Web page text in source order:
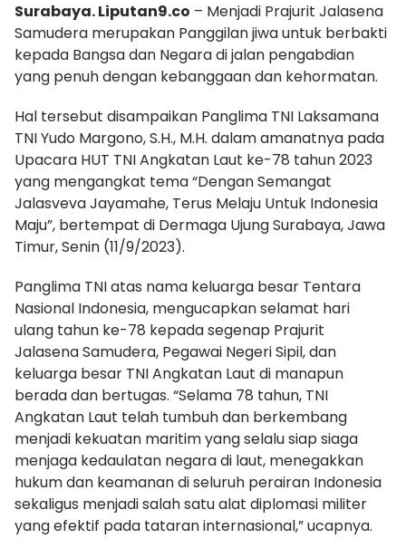
Surabaya. Liputan9.co – Menjadi Prajurit Jalasena
Samudera merupakan Panggilan jiwa untuk berbakti
kepada Bangsa dan Negara di jalan pengabdian
yang penuh dengan kebanggaan dan kehormatan.
Hal tersebut disampaikan Panglima TNI Laksamana
TNI Yudo Margono, S.H., M.H. dalam amanatnya pada
Upacara HUT TNI Angkatan Laut ke-78 tahun 2023
yang mengangkat tema “Dengan Semangat
Jalasveva Jayamahe, Terus Melaju Untuk Indonesia
Maju”, bertempat di Dermaga Ujung Surabaya, Jawa
Timur, Senin (11/9/2023).
Panglima TNI atas nama keluarga besar Tentara
Nasional Indonesia, mengucapkan selamat hari
ulang tahun ke-78 kepada segenap Prajurit
Jalasena Samudera, Pegawai Negeri Sipil, dan
keluarga besar TNI Angkatan Laut di manapun
berada dan bertugas. “Selama 78 tahun, TNI
Angkatan Laut telah tumbuh dan berkembang
menjadi kekuatan maritim yang selalu siap siaga
menjaga kedaulatan negara di laut, menegakkan
hukum dan keamanan di seluruh perairan Indonesia
sekaligus menjadi salah satu alat diplomasi militer
yang efektif pada tataran internasional,” ucapnya.